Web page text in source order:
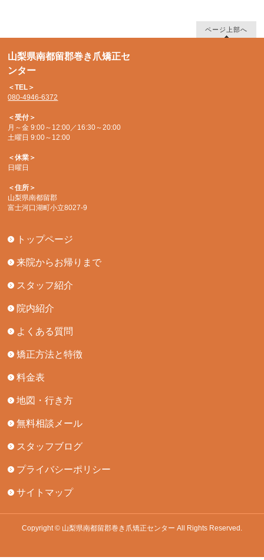
ページ上部へ
山梨県南都留郡巻き爪矯正セ
ンター
＜TEL＞
080-4946-6372
＜受付＞
月～金 9:00～12:00／16:30～20:00
土曜日 9:00～12:00
＜休業＞
日曜日
＜住所＞
山梨県南都留郡
富士河口湖町小立8027-9
トップページ
来院からお帰りまで
スタッフ紹介
院内紹介
よくある質問
矯正方法と特徴
料金表
地図・行き方
無料相談メール
スタッフブログ
プライバシーポリシー
サイトマップ
Copyright © 山梨県南都留郡巻き爪矯正センター All Rights Reserved.